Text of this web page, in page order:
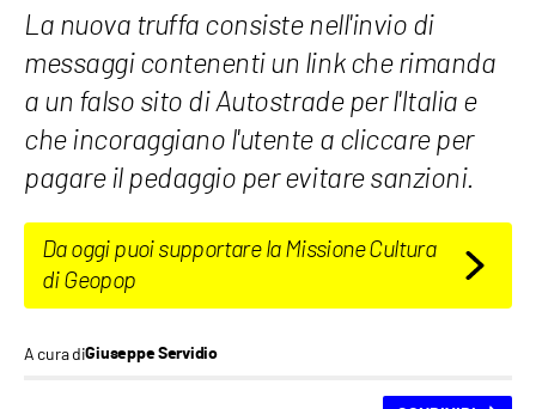
La nuova truffa consiste nell'invio di
messaggi contenenti un link che rimanda
a un falso sito di Autostrade per l'Italia e
che incoraggiano l'utente a cliccare per
pagare il pedaggio per evitare sanzioni.
Da oggi puoi supportare la Missione Cultura
di Geopop
A cura diGiuseppe Servidio